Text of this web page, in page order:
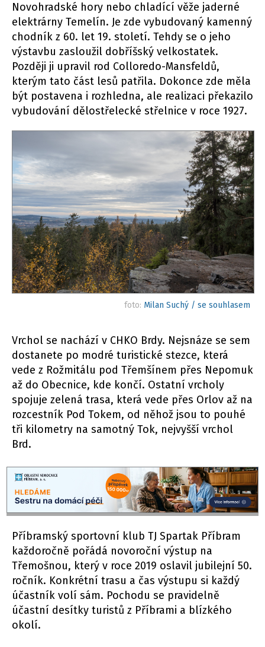
Novohradské hory nebo chladící věže jaderné
elektrárny Temelín. Je zde vybudovaný kamenný
chodník z 60. let 19. století. Tehdy se o jeho
výstavbu zasloužil dobříšský velkostatek.
Později ji upravil rod Colloredo-Mansfeldů,
kterým tato část lesů patřila. Dokonce zde měla
být postavena i rozhledna, ale realizaci překazilo
vybudování dělostřelecké střelnice v roce 1927.
foto: Milan Suchý / se souhlasem
Vrchol se nachází v CHKO Brdy. Nejsnáze se sem
dostanete po modré turistické stezce, která
vede z Rožmitálu pod Třemšínem přes Nepomuk
až do Obecnice, kde končí. Ostatní vrcholy
spojuje zelená trasa, která vede přes Orlov až na
rozcestník Pod Tokem, od něhož jsou to pouhé
tři kilometry na samotný Tok, nejvyšší vrchol
Brd.
Příbramský sportovní klub TJ Spartak Příbram
každoročně pořádá novoroční výstup na
Třemošnou, který v roce 2019 oslavil jubilejní 50.
ročník. Konkrétní trasu a čas výstupu si každý
účastník volí sám. Pochodu se pravidelně
účastní desítky turistů z Příbrami a blízkého
okolí.